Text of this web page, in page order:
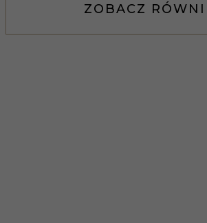
ZOBACZ